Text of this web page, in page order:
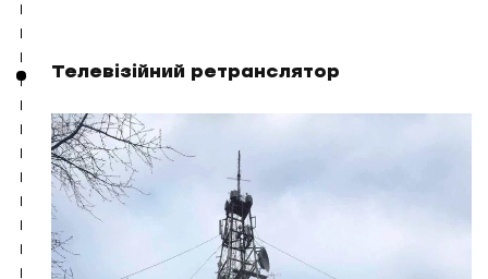
Телевізійний ретранслятор